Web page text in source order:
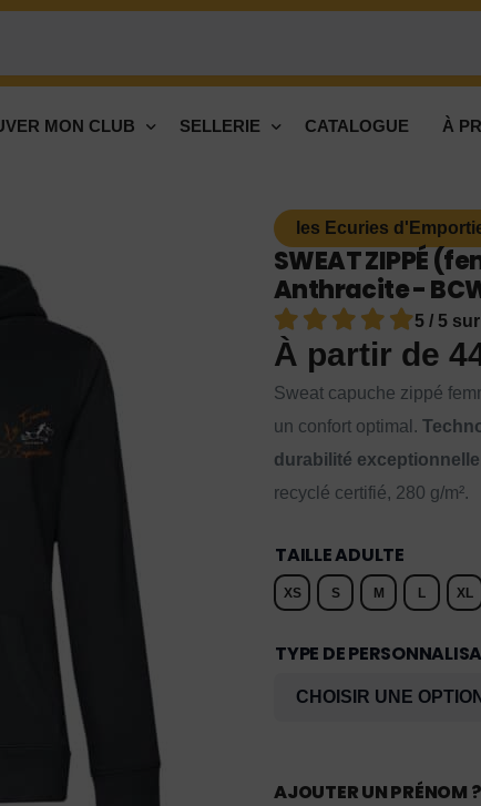
MON CLUB SELLERIE CATALOGUE À
les Ecuries
SWEAT ZIPPÉ
Anthracite -
5 / 5
À partir de
Sweat capuche zippé
un confort optimal.
durabilité
recyclé certifié, 280 g/m².
TAILLE ADULTE
XS S M L XL
TYPE DE
AJOUTER UN PRÉNOM ?